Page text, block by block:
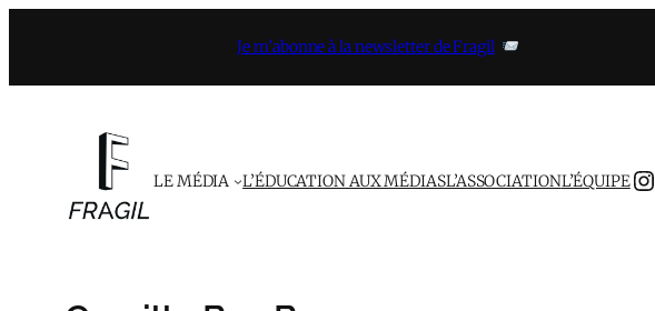
contenu
Je m’abonne à la newsletter de Fragil
LE MÉDIA L’ÉDUCATION AUX MÉDIASL’ASSOCIATIONL’ÉQUIPEINSTAGRAM